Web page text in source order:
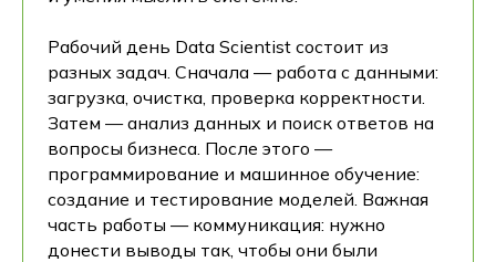
Рабочий день Data Scientist состоит из
разных задач. Сначала — работа с данными:
загрузка, очистка, проверка корректности.
Затем — анализ данных и поиск ответов на
вопросы бизнеса. После этого —
программирование и машинное обучение:
создание и тестирование моделей. Важная
часть работы — коммуникация: нужно
донести выводы так, чтобы они были